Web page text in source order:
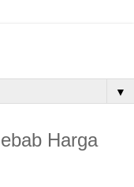
▼
Harga